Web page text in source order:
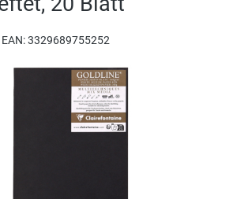
EAN: 3329689755252